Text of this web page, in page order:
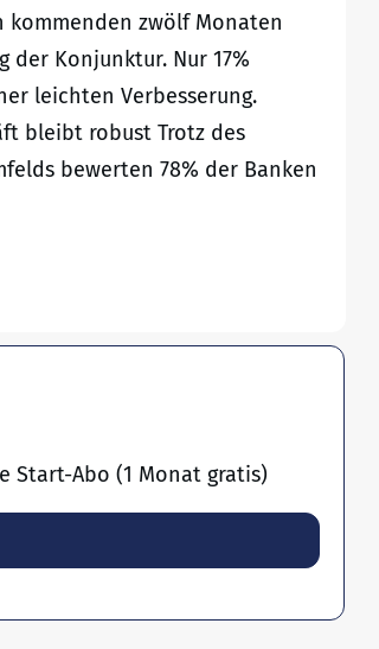
zwölf Monaten
der Konjunktur. Nur 17%
leichten Verbesserung.
bleibt robust Trotz des
bewerten 78% der Banken
Start-Abo (1 Monat gratis)